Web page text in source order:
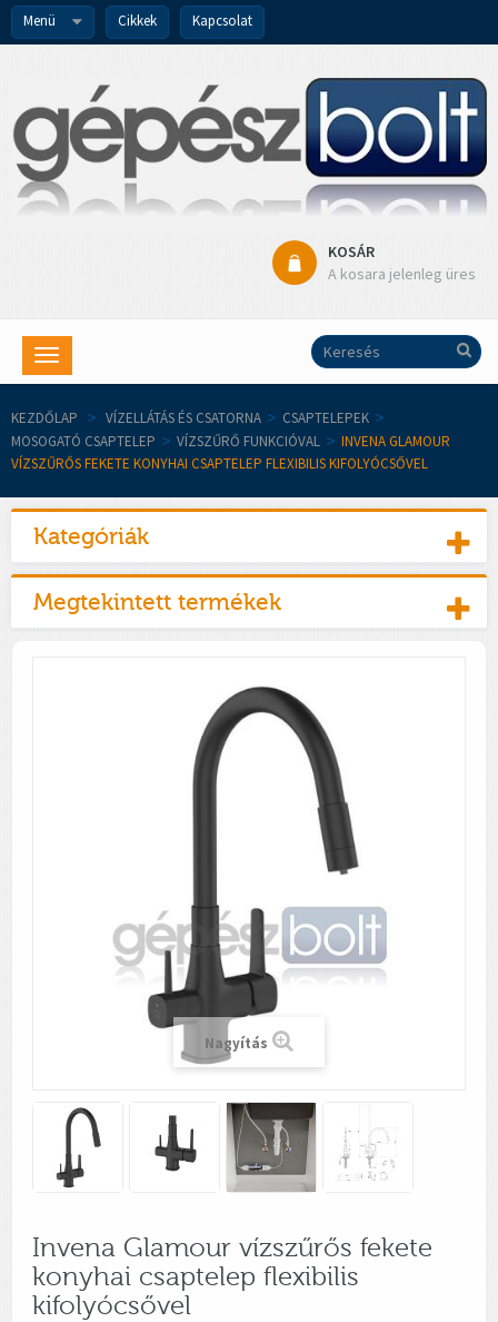
Menü Cikkek Kapcsolat
KOSÁR
A kosara jelenleg üres
Toggle
navigation
KEZDŐLAP > VÍZELLÁTÁS ÉS CSATORNA > CSAPTELEPEK >
MOSOGATÓ CSAPTELEP > VÍZSZŰRŐ FUNKCIÓVAL > INVENA GLAMOUR
VÍZSZŰRŐS FEKETE KONYHAI CSAPTELEP FLEXIBILIS KIFOLYÓCSŐVEL
Kategóriák
Megtekintett termékek
Nagyítás
Invena Glamour vízszűrős fekete
konyhai csaptelep flexibilis
kifolyócsővel